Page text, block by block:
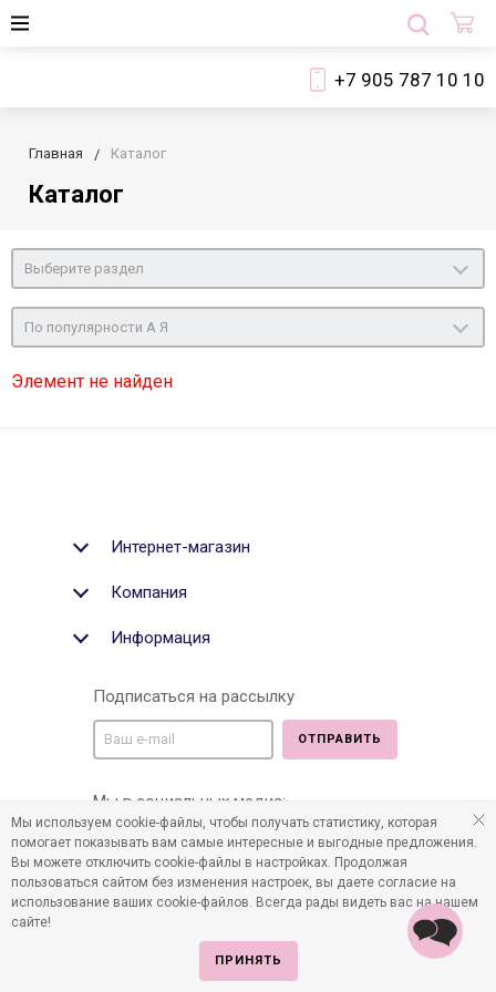
+7 905 787 10 10
Главная Каталог
Каталог
Выберите раздел
По популярности А Я
Элемент не найден
Интернет-магазин
Компания
Информация
Подписаться на рассылку
ОТПРАВИТЬ
Мы в социальных медиа:
©2011-2026 Все права защищены. Интернет-магазин
Мы используем cookie-файлы, чтобы получать статистику, которая
помогает показывать вам самые интересные и выгодные предложения.
Вы можете отключить cookie-файлы в настройках. Продолжая
пользоваться сайтом без изменения настроек, вы даете согласие на
использование ваших cookie-файлов. Всегда рады видеть вас на нашем
сайте!
ПРИНЯТЬ